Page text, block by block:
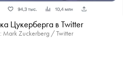
Цукерберга в Twitter
Mark Zuckerberg / Twitter